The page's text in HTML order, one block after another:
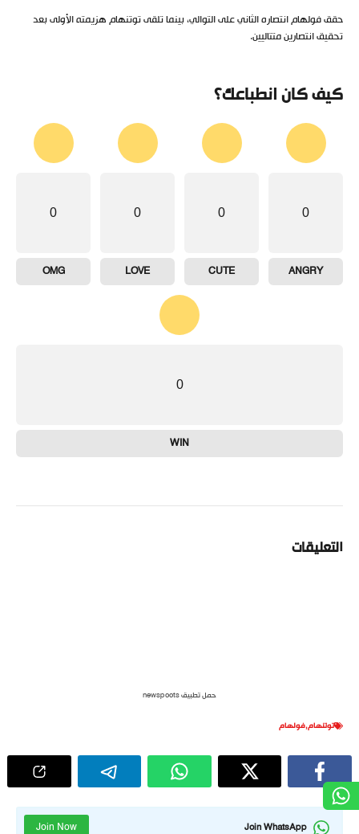
حقق فولهام انتصاره الثاني على التوالي، بينما تلقى توتنهام هزيمته الأولى بعد
تحقيق انتصارين متتاليين.
كيف كان انطباعك؟
0
ANGRY
0
CUTE
0
LOVE
0
OMG
0
WIN
التعليقات
حمل تطبيق newspoots
توتنهام,فولهام
Join WhatsApp
Join Now